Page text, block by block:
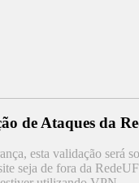
de Ataques da
esta validação será
seja de fora da